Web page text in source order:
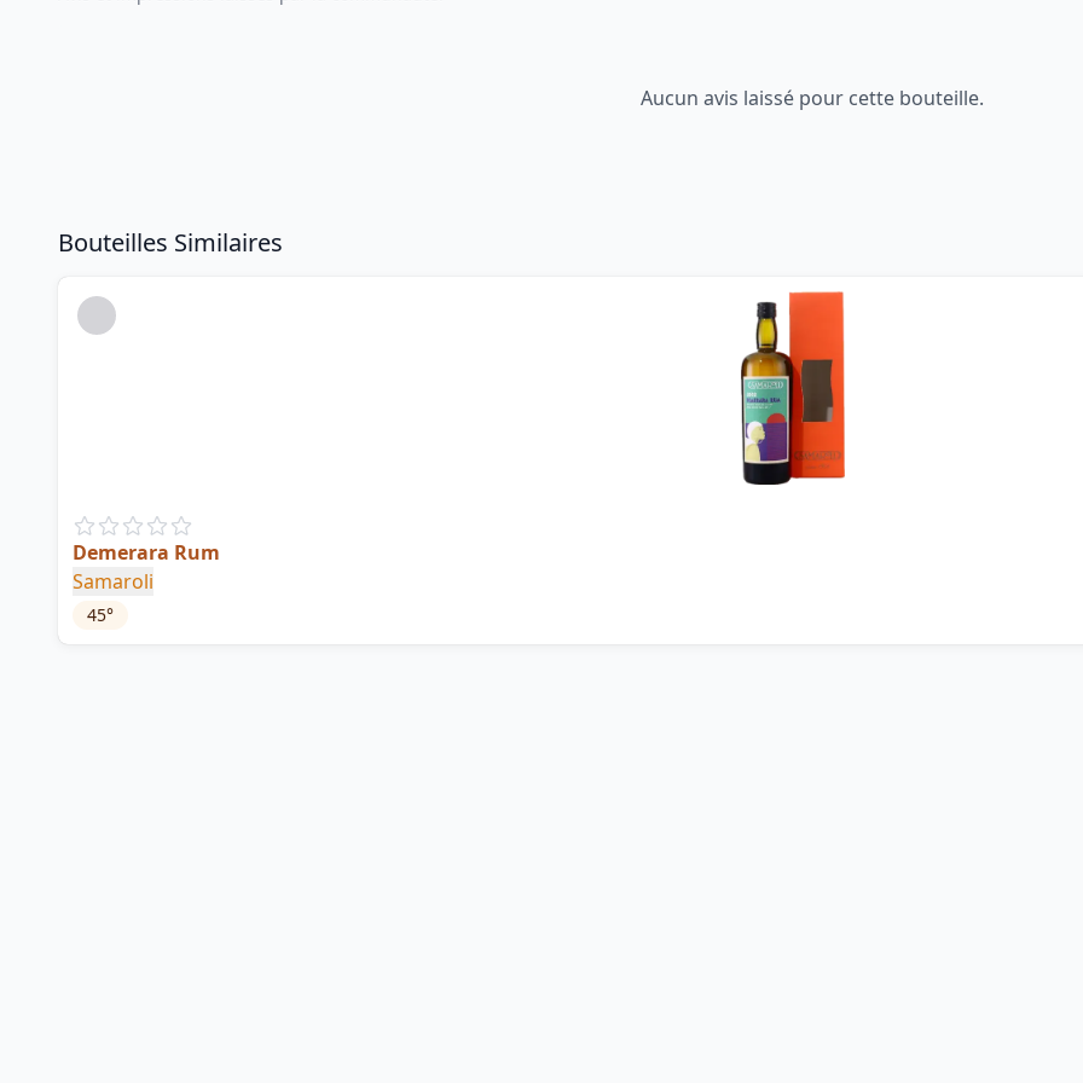
Aucun avis laissé pour cette bouteille.
Bouteilles Similaires
Demerara Rum
Samaroli
45°